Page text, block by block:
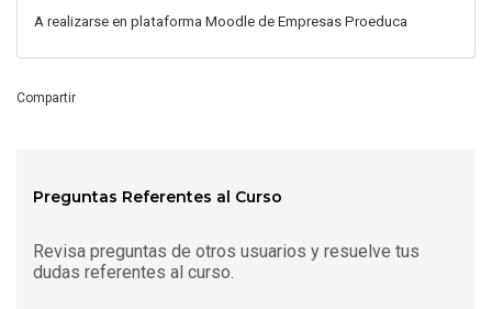
A realizarse en plataforma Moodle de Empresas Proeduca
Compartir
Preguntas Referentes al Curso
Revisa preguntas de otros usuarios y resuelve tus
dudas referentes al curso.